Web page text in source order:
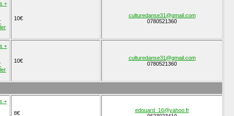
+
10€
culturedanse31@gmail.com
0780521360
+
10€
culturedanse31@gmail.com
0780521360
+
8€
edouard_16@yahoo.fr